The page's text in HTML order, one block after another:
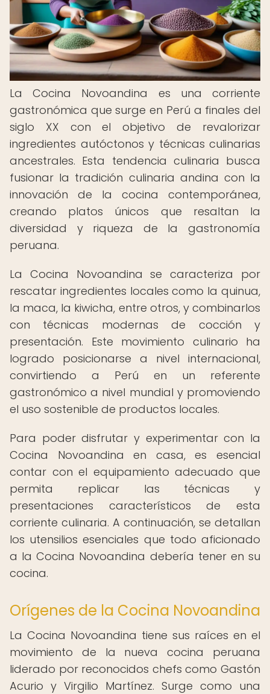
La Cocina Novoandina es una corriente
gastronómica que surge en Perú a finales del
siglo XX con el objetivo de revalorizar
ingredientes autóctonos y técnicas culinarias
ancestrales. Esta tendencia culinaria busca
fusionar la tradición culinaria andina con la
innovación de la cocina contemporánea,
creando platos únicos que resaltan la
diversidad y riqueza de la gastronomía
peruana.
La Cocina Novoandina se caracteriza por
rescatar ingredientes locales como la quinua,
la maca, la kiwicha, entre otros, y combinarlos
con técnicas modernas de cocción y
presentación. Este movimiento culinario ha
logrado posicionarse a nivel internacional,
convirtiendo a Perú en un referente
gastronómico a nivel mundial y promoviendo
el uso sostenible de productos locales.
Para poder disfrutar y experimentar con la
Cocina Novoandina en casa, es esencial
contar con el equipamiento adecuado que
permita replicar las técnicas y
presentaciones característicos de esta
corriente culinaria. A continuación, se detallan
los utensilios esenciales que todo aficionado
a la Cocina Novoandina debería tener en su
cocina.
Orígenes de la Cocina Novoandina
La Cocina Novoandina tiene sus raíces en el
movimiento de la nueva cocina peruana
liderado por reconocidos chefs como Gastón
Acurio y Virgilio Martínez. Surge como una